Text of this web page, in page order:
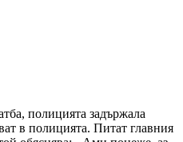
полицията задържала
в полицията. Питат главния